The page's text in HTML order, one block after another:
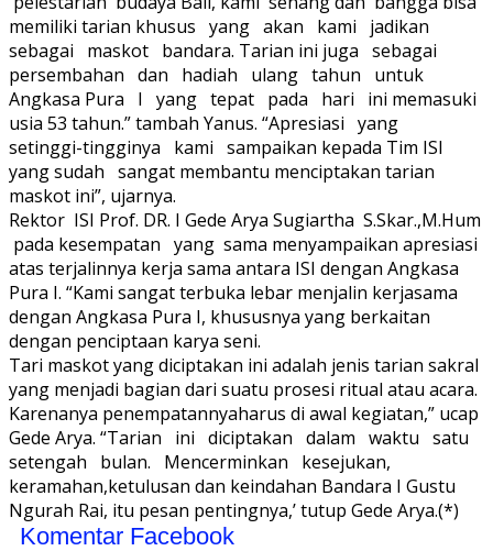
memiliki tarian khusus yang akan kami jadikan
sebagai maskot bandara. Tarian ini juga sebagai
persembahan dan hadiah ulang tahun untuk
Angkasa Pura I yang tepat pada hari ini memasuki
usia 53 tahun.” tambah Yanus. “Apresiasi yang
setinggi-tingginya kami sampaikan kepada Tim ISI
yang sudah sangat membantu menciptakan tarian
maskot ini”, ujarnya.
Rektor ISI Prof. DR. I Gede Arya Sugiartha S.Skar.,M.Hum
pada kesempatan yang sama menyampaikan apresiasi
atas terjalinnya kerja sama antara ISI dengan Angkasa
Pura I. “Kami sangat terbuka lebar menjalin kerjasama
dengan Angkasa Pura I, khususnya yang berkaitan
dengan penciptaan karya seni.
Tari maskot yang diciptakan ini adalah jenis tarian sakral
yang menjadi bagian dari suatu prosesi ritual atau acara.
Karenanya penempatannyaharus di awal kegiatan,” ucap
Gede Arya. “Tarian ini diciptakan dalam waktu satu
setengah bulan. Mencerminkan kesejukan,
keramahan,ketulusan dan keindahan Bandara I Gustu
Ngurah Rai, itu pesan pentingnya,’ tutup Gede Arya.(*)
Komentar Facebook